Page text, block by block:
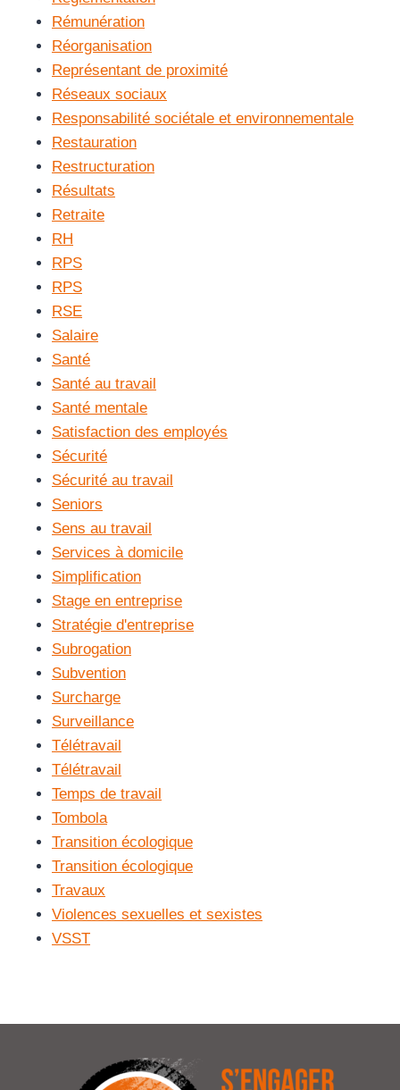
Rémunération
Réorganisation
Représentant de proximité
Réseaux sociaux
Responsabilité sociétale et environnementale
Restauration
Restructuration
Résultats
Retraite
RH
RPS
RPS
RSE
Salaire
Santé
Santé au travail
Santé mentale
Satisfaction des employés
Sécurité
Sécurité au travail
Seniors
Sens au travail
Services à domicile
Simplification
Stage en entreprise
Stratégie d'entreprise
Subrogation
Subvention
Surcharge
Surveillance
Télétravail
Télétravail
Temps de travail
Tombola
Transition écologique
Transition écologique
Travaux
Violences sexuelles et sexistes
VSST